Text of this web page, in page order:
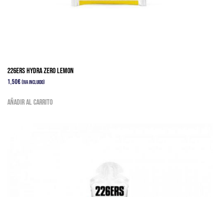
226ERS HYDRA ZERO LEMON
1,50€(IVA Incluido)
Añadir al carrito